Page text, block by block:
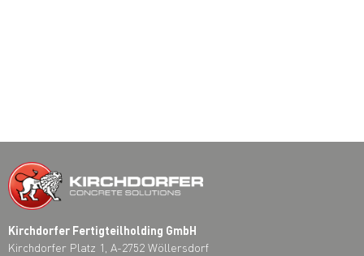
Kirchdorfer Fertigteilholding GmbH
Kirchdorfer Platz 1, A-2752 Wöllersdorf